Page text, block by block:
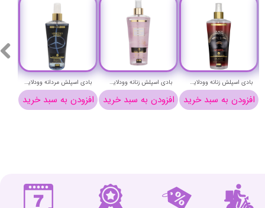
بادی اسپلش مردانه وودلایک مدل مرسدس اینتنس حجم 250 میلی لیتر - WOODLIKE MERCDES INTENS BODY SPLASH
افزودن به سبد خرید
بادی اسپلش زنانه وودلایک مدل تروساردی دانا (دونا) حجم 250 میلی لیتر - WOODLIKE TROSSARDI DONNA BODY SPLASH
افزودن به سبد خرید
بادی اسپلش زنانه وودلایک مدل بلک مارین (باکارات رژ) حجم 250 میلی لیتر - WOODLIKE BLACK MARIN (BACARAT ROUGE) BODY SPLASH
افزودن به سبد خرید